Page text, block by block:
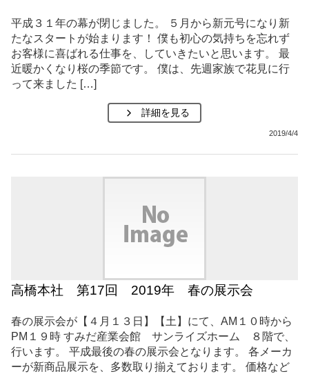
平成３１年の幕が閉じました。 ５月から新元号になり新
たなスタートが始まります！ 僕も初心の気持ちを忘れず
お客様に喜ばれる仕事を、していきたいと思います。 最
近暖かくなり桜の季節です。 僕は、先週家族で花見に行
って来ました […]
詳細を見る
2019/4/4
高橋本社 第17回 2019年 春の展示会
春の展示会が【４月１３日】【土】にて、AM１０時から
PM１９時 すみだ産業会館 サンライズホーム ８階で、
行います。 平成最後の春の展示会となります。 各メーカ
ーが新商品展示を、多数取り揃えております。 価格など